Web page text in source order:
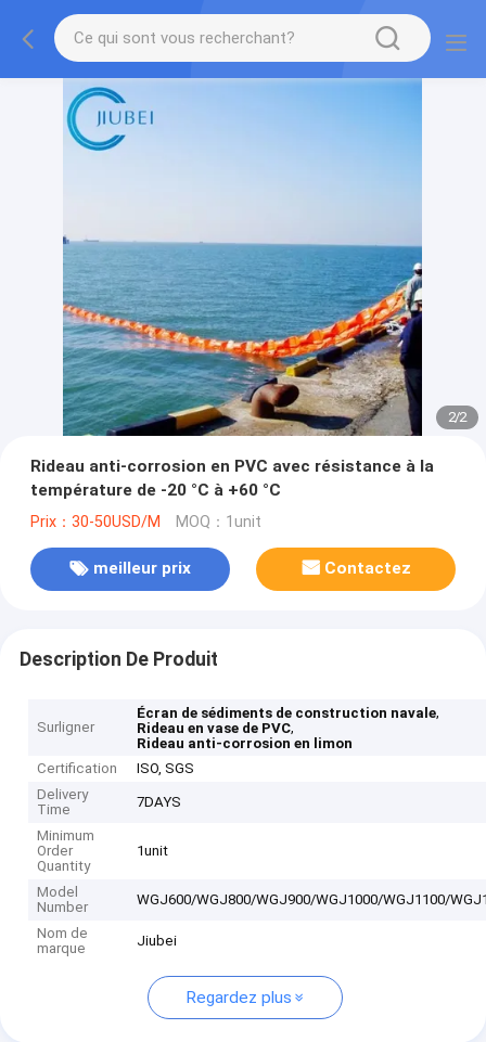
2/2
Rideau anti-corrosion en PVC avec résistance à la
température de -20 °C à +60 °C
Prix：30-50USD/M MOQ：1unit
meilleur prix Contactez
Description De Produit
Surligner
Écran de sédiments de construction navale,
Rideau en vase de PVC,
Rideau anti-corrosion en limon
Certification
ISO, SGS
Delivery
Time
7DAYS
Minimum
Order
Quantity
1unit
Model
Number
WGJ600/WGJ800/WGJ900/WGJ1000/WGJ1100/
Nom de
marque
Jiubei
Regardez plus